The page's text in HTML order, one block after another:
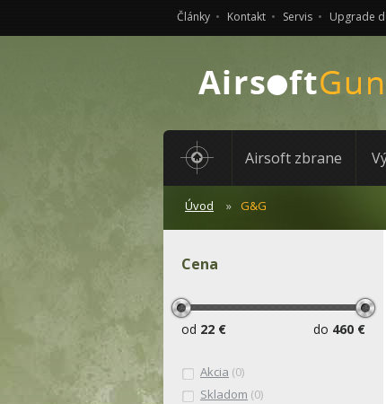
Články Kontakt Servis Upgrade
Airsoft zbrane
Úvod G&G
Cena
od 22 € do 460 €
Akcia (0)
Skladom (0)